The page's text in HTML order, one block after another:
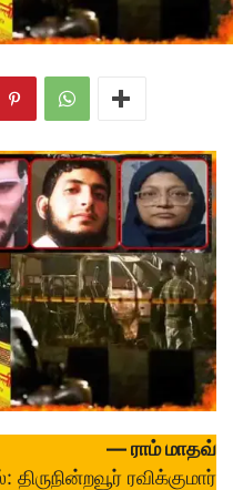
— ராம் மாதவ்
திருநின்றவூர் ரவிக்குமார்